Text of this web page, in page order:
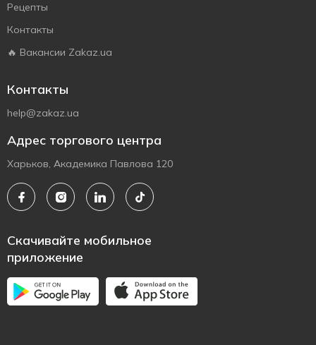
Рецепты
Контакты
🔥 Вакансии Zakaz.ua
Контакты
help@zakaz.ua
Адрес торгового центра
Харьков, Академика Павлова 120
Скачивайте мобильное
приложение